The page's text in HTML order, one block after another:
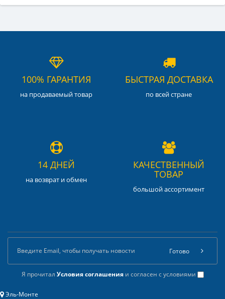
100% ГАРАНТИЯ
на продаваемый товар
БЫСТРАЯ ДОСТАВКА
по всей стране
14 ДНЕЙ
на возврат и обмен
КАЧЕСТВЕННЫЙ
ТОВАР
большой ассортимент
Я прочитал Условия соглашенияи согласен с условиями
Готово
Эль-Монте